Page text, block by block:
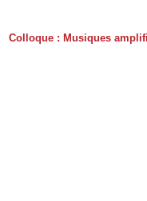
Colloque : Musiques